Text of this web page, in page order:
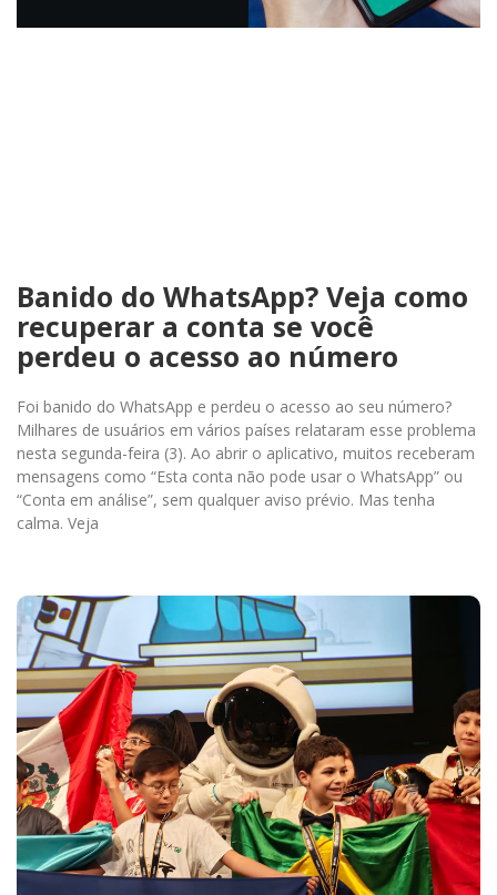
Banido do WhatsApp? Veja como
recuperar a conta se você
perdeu o acesso ao número
Foi banido do WhatsApp e perdeu o acesso ao seu número?
Milhares de usuários em vários países relataram esse problema
nesta segunda-feira (3). Ao abrir o aplicativo, muitos receberam
mensagens como “Esta conta não pode usar o WhatsApp” ou
“Conta em análise”, sem qualquer aviso prévio. Mas tenha
calma. Veja